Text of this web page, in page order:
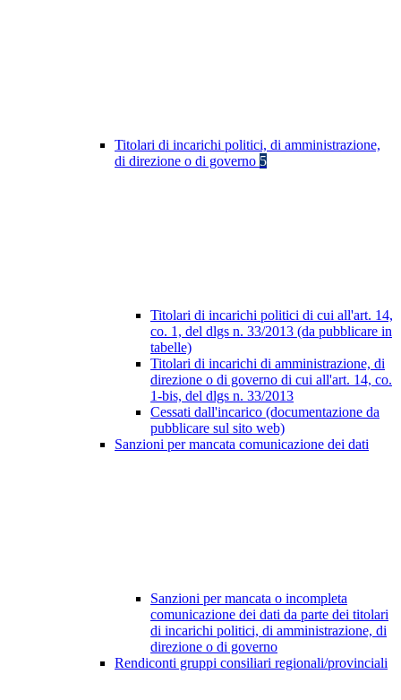
Titolari di incarichi politici, di amministrazione,
di direzione o di governo 5
Titolari di incarichi politici di cui all'art. 14,
co. 1, del dlgs n. 33/2013 (da pubblicare in
tabelle)
Titolari di incarichi di amministrazione, di
direzione o di governo di cui all'art. 14, co.
1-bis, del dlgs n. 33/2013
Cessati dall'incarico (documentazione da
pubblicare sul sito web)
Sanzioni per mancata comunicazione dei dati
Sanzioni per mancata o incompleta
comunicazione dei dati da parte dei titolari
di incarichi politici, di amministrazione, di
direzione o di governo
Rendiconti gruppi consiliari regionali/provinciali